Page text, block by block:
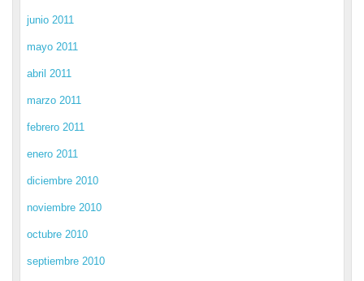
junio 2011
mayo 2011
abril 2011
marzo 2011
febrero 2011
enero 2011
diciembre 2010
noviembre 2010
octubre 2010
septiembre 2010